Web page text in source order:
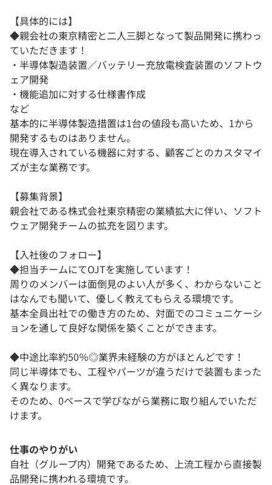
【具体的には】
◆親会社の東京精密と二人三脚となって製品開発に携わっ
ていただきます！
・半導体製造装置／バッテリー充放電検査装置のソフトウ
ェア開発
・機能追加に対する仕様書作成
など
基本的に半導体製造措置は1台の値段も高いため、1から
開発するものはありません。
現在導入されている機器に対する、顧客ごとのカスタマイ
ズが主な業務です。
【募集背景】
親会社である株式会社東京精密の業績拡大に伴い、ソフト
ウェア開発チームの拡充を図ります。
【入社後のフォロー】
◆担当チームにてOJTを実施しています！
周りのメンバーは面倒見のよい人が多く、わからないこと
はなんでも聞いて、優しく教えてもらえる環境です。
基本全員出社での働き方のため、対面でのコミュニケーシ
ョンを通して良好な関係を築くことができます。
◆中途比率約50％◎業界未経験の方がほとんどです！
同じ半導体でも、工程やパーツが違うだけで装置もまった
く異なります。
そのため、0ベースで学びながら業務に取り組んでいただ
けます。
仕事のやりがい
自社（グループ内）開発であるため、上流工程から直接製
品開発に携われる環境です。